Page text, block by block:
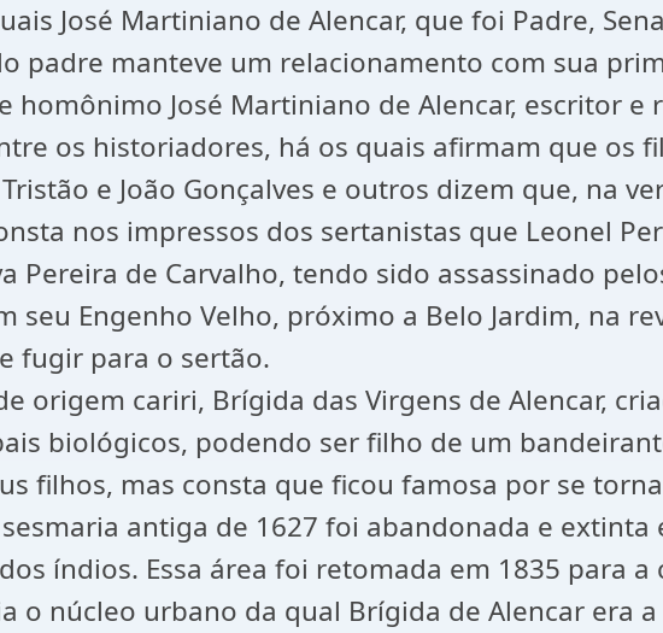
José Martiniano de Alencar, que foi Padre,
padre manteve um relacionamento com sua
homônimo José Martiniano de Alencar, escritor
os historiadores, há os quais afirmam que os
e João Gonçalves e outros dizem que, na
nos impressos dos sertanistas que Leonel
Pereira de Carvalho, tendo sido assassinado
seu Engenho Velho, próximo a Belo Jardim, na
fugir para o sertão.
origem cariri, Brígida das Virgens de Alencar,
biológicos, podendo ser filho de um
filhos, mas consta que ficou famosa por se
antiga de 1627 foi abandonada e
índios. Essa área foi retomada em 1835 para
o núcleo urbano da qual Brígida de Alencar era